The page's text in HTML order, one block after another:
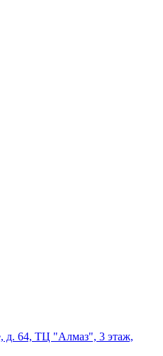
д. 64, ТЦ "Алмаз", 3 этаж,